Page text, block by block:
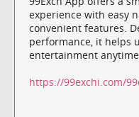
experience with easy
convenient features.
performance, it helps
entertainment
https://99exchi.com/